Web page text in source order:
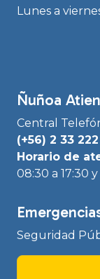
Lunes a
Ñuñoa
Central
(+56) 2 33
Horario de
08:30 a 17:30
Seguridad